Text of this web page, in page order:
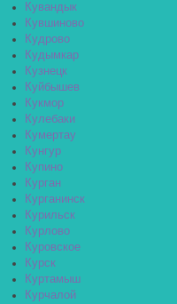
Кувандык
Кувшиново
Кудрово
Кудымкар
Кузнецк
Куйбышев
Кукмор
Кулебаки
Кумертау
Кунгур
Купино
Курган
Курганинск
Курильск
Курлово
Куровское
Курск
Куртамыш
Курчалой